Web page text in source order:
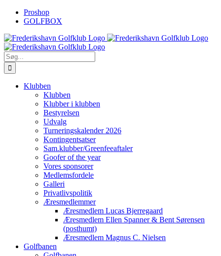
Skip
Proshop
GOLFBOX
Søg
efter:
Klubben
Klubben
Klubber i klubben
Bestyrelsen
Udvalg
Turneringskalender 2026
Kontingentsatser
Sam.klubber/Greenfeeaftaler
Goofer of the year
Vores sponsorer
Medlemsfordele
Galleri
Privatlivspolitik
Æresmedlemmer
Æresmedlem Lucas Bjerregaard
Æresmedlem Ellen Spanner & Bent Sørensen
(posthumt)
Æresmedlem Magnus C. Nielsen
Golfbanen